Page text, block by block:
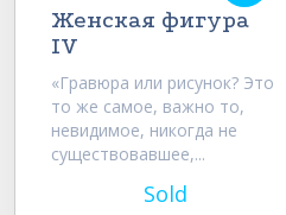
Женская фигура
IV
«Гравюра или рисунок? Это
то же самое, важно то,
невидимое, никогда не
существовавшее,...
Sold